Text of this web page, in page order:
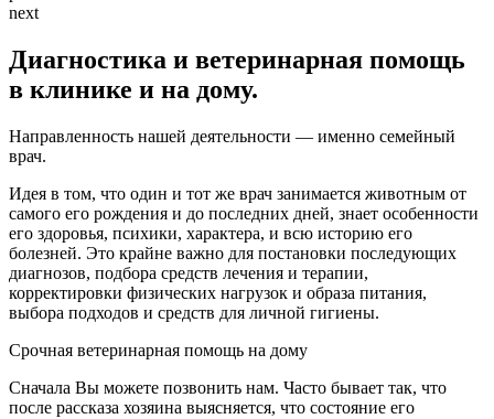
next
Диагностика и ветеринарная помощь
в клинике и на дому.
Направленность нашей деятельности — именно семейный
врач.
Идея в том, что один и тот же врач занимается животным от
самого его рождения и до последних дней, знает особенности
его здоровья, психики, характера, и всю историю его
болезней. Это крайне важно для постановки последующих
диагнозов, подбора средств лечения и терапии,
корректировки физических нагрузок и образа питания,
выбора подходов и средств для личной гигиены.
Срочная ветеринарная помощь на дому
Сначала Вы можете позвонить нам. Часто бывает так, что
после рассказа хозяина выясняется, что состояние его